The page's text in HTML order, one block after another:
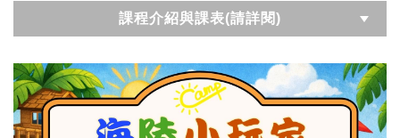
課程介紹與課表(請詳閱)